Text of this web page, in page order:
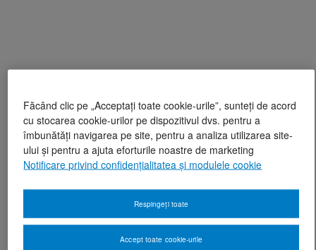
Făcând clic pe „Acceptați toate cookie-urile”, sunteți de acord
cu stocarea cookie-urilor pe dispozitivul dvs. pentru a
îmbunătăți navigarea pe site, pentru a analiza utilizarea site-
ului și pentru a ajuta eforturile noastre de marketing
Notificare privind confidențialitatea și modulele cookie
Respingeți toate
Accept toate cookie-urile